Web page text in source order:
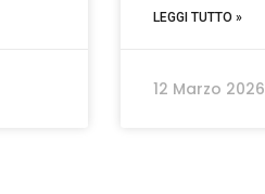
LEGGI TUTTO »
12 Marzo 2026